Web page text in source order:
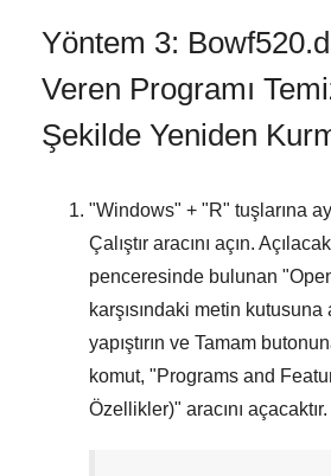
Yöntem 3:
Veren Programı
Şekilde Yeniden
"Windows" + "R" tuşlarına
Çalıştır aracını açın.
penceresinde bulunan "
karşısındaki metin kutusuna
yapıştırın ve Tamam
komut, "Programs and
Özellikler)" aracını açacaktır.